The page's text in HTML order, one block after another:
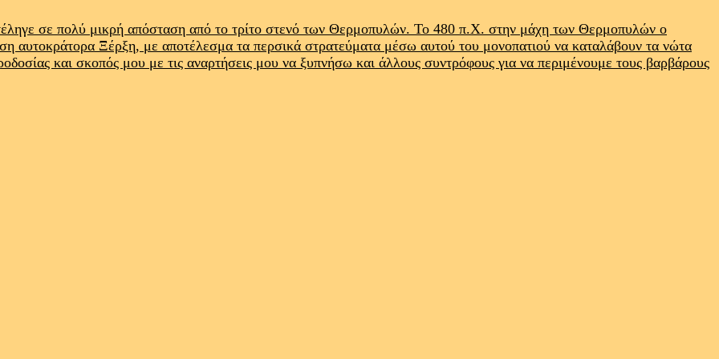
σε πολύ μικρή απόσταση από το τρίτο στενό των Θερμοπυλών. Το 480 π.Χ. στην μάχη των Θερμοπυλών ο
αυτοκράτορα Ξέρξη, με αποτέλεσμα τα περσικά στρατεύματα μέσω αυτού του μονοπατιού να καταλάβουν τα νώτα
και σκοπός μου με τις αναρτήσεις μου να ξυπνήσω και άλλους συντρόφους για να περιμένουμε τους βαρβάρους